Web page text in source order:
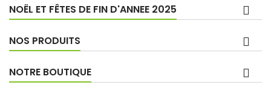
NOËL ET FÊTES DE FIN D'ANNEE 2025
NOS PRODUITS
NOTRE BOUTIQUE